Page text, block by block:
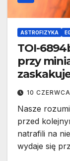
ASTROFIZYKA
TOI-
przy
10
Nasze
przed
natrafili na
wydaje się